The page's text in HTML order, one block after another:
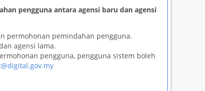
pengguna antara agensi baru dan agensi
permohonan pemindahan pengguna.
agensi lama.
pengguna, pengguna sistem boleh